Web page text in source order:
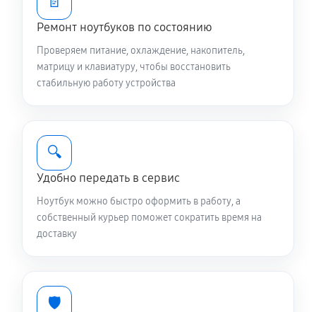
Замена видеокарты ноутбука Asus B1
B1400CEAEEK2241R
1920 руб 60 минут
Чистка от пыли ноутбука Asus B1
Настройка ОС ноутбука Asus B1 B1400CEAEEK2241R
1310 руб 60 минут
Ремонт подсветки ноутбука Asus B1
B1400CEAEEK2241R
Настройка BIOS ноутбука Asus B1
Ремонт ноутбуков по состоянию
Проверяем питание, охлаждение, накопитель,
матрицу и клавиатуру, чтобы восстановить
стабильную работу устройства
🔍
Удобно передать в сервис
Ноутбук можно быстро оформить в работу, а
собственный курьер поможет сократить время на
доставку
🛡️